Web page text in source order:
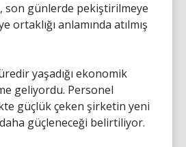
son günlerde pekiştirilmeye
ortaklığı anlamında atılmış
yaşadığı ekonomik
geliyordu. Personel
güçlük çeken şirketin yeni
güçleneceği belirtiliyor.